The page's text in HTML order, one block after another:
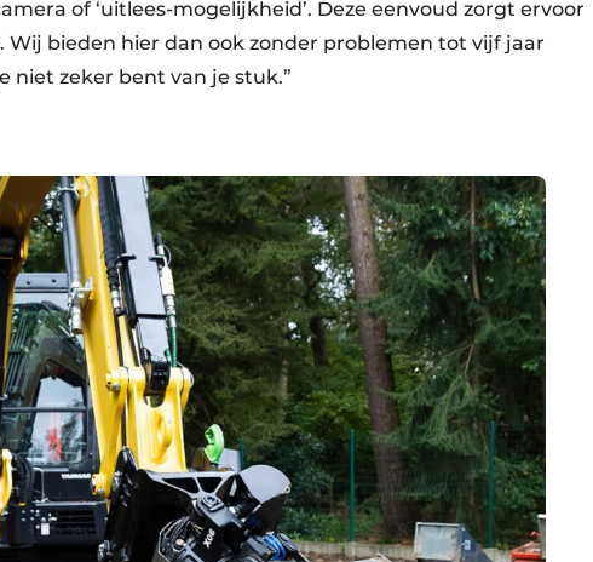
of ‘uitlees-mogelijkheid’. Deze eenvoud zorgt ervoor
bieden hier dan ook zonder problemen tot vijf jaar
niet zeker bent van je stuk.”